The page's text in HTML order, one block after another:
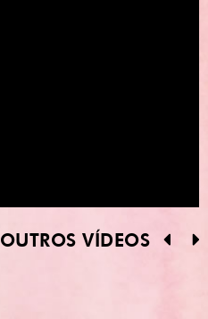
OUTROS VÍDEOS